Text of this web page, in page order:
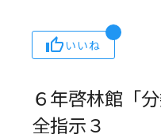
いいね
６年啓林館「
全指示３